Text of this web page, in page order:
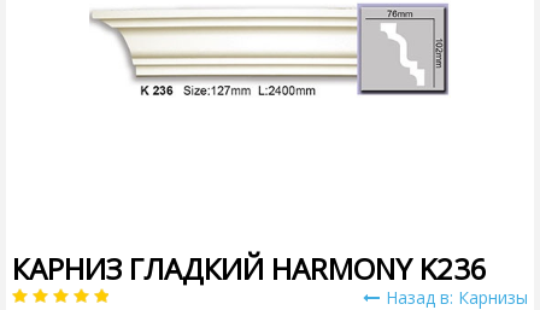
КАРНИЗ ГЛАДКИЙ HARMONY K236
Назад в: Карнизы